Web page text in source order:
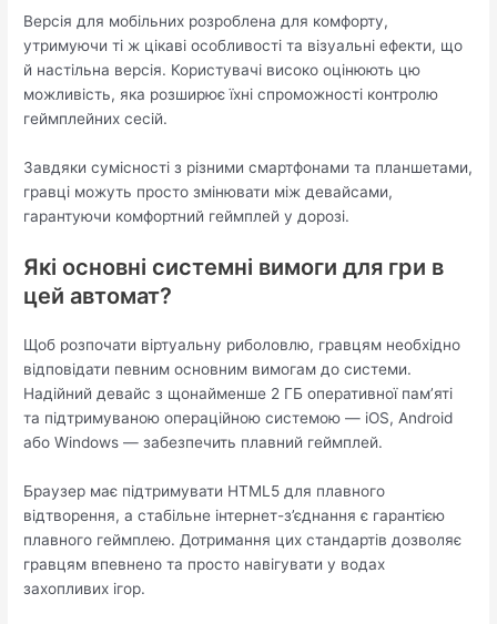
Версія для мобільних розроблена для комфорту,
утримуючи ті ж цікаві особливості та візуальні ефекти, що
й настільна версія. Користувачі високо оцінюють цю
можливість, яка розширює їхні спроможності контролю
геймплейних сесій.
Завдяки сумісності з різними смартфонами та планшетами,
гравці можуть просто змінювати між девайсами,
гарантуючи комфортний геймплей у дорозі.
Які основні системні вимоги для гри в
цей автомат?
Щоб розпочати віртуальну риболовлю, гравцям необхідно
відповідати певним основним вимогам до системи.
Надійний девайс з щонайменше 2 ГБ оперативної пам’яті
та підтримуваною операційною системою — iOS, Android
або Windows — забезпечить плавний геймплей.
Браузер має підтримувати HTML5 для плавного
відтворення, а стабільне інтернет-з’єднання є гарантією
плавного геймплею. Дотримання цих стандартів дозволяє
гравцям впевнено та просто навігувати у водах
захопливих ігор.